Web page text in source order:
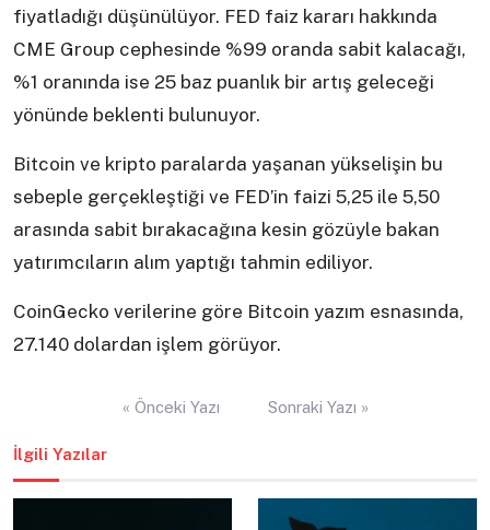
fiyatladığı düşünülüyor. FED faiz kararı hakkında
CME Group cephesinde %99 oranda sabit kalacağı,
%1 oranında ise 25 baz puanlık bir artış geleceği
yönünde beklenti bulunuyor.
Bitcoin ve kripto paralarda yaşanan yükselişin bu
sebeple gerçekleştiği ve FED’in faizi 5,25 ile 5,50
arasında sabit bırakacağına kesin gözüyle bakan
yatırımcıların alım yaptığı tahmin ediliyor.
CoinGecko verilerine göre Bitcoin yazım esnasında,
27.140 dolardan işlem görüyor.
« Önceki Yazı Sonraki Yazı »
İlgili Yazılar